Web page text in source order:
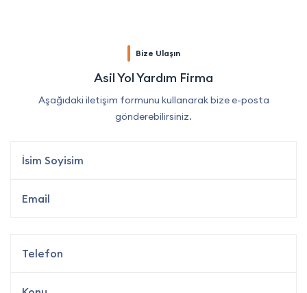
Bize Ulaşın
Asil Yol Yardım Firma
Aşağıdaki iletişim formunu kullanarak bize e-posta
gönderebilirsiniz.